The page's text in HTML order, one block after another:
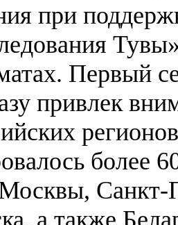
при
Первый
привлек
более
Санкт-
а также